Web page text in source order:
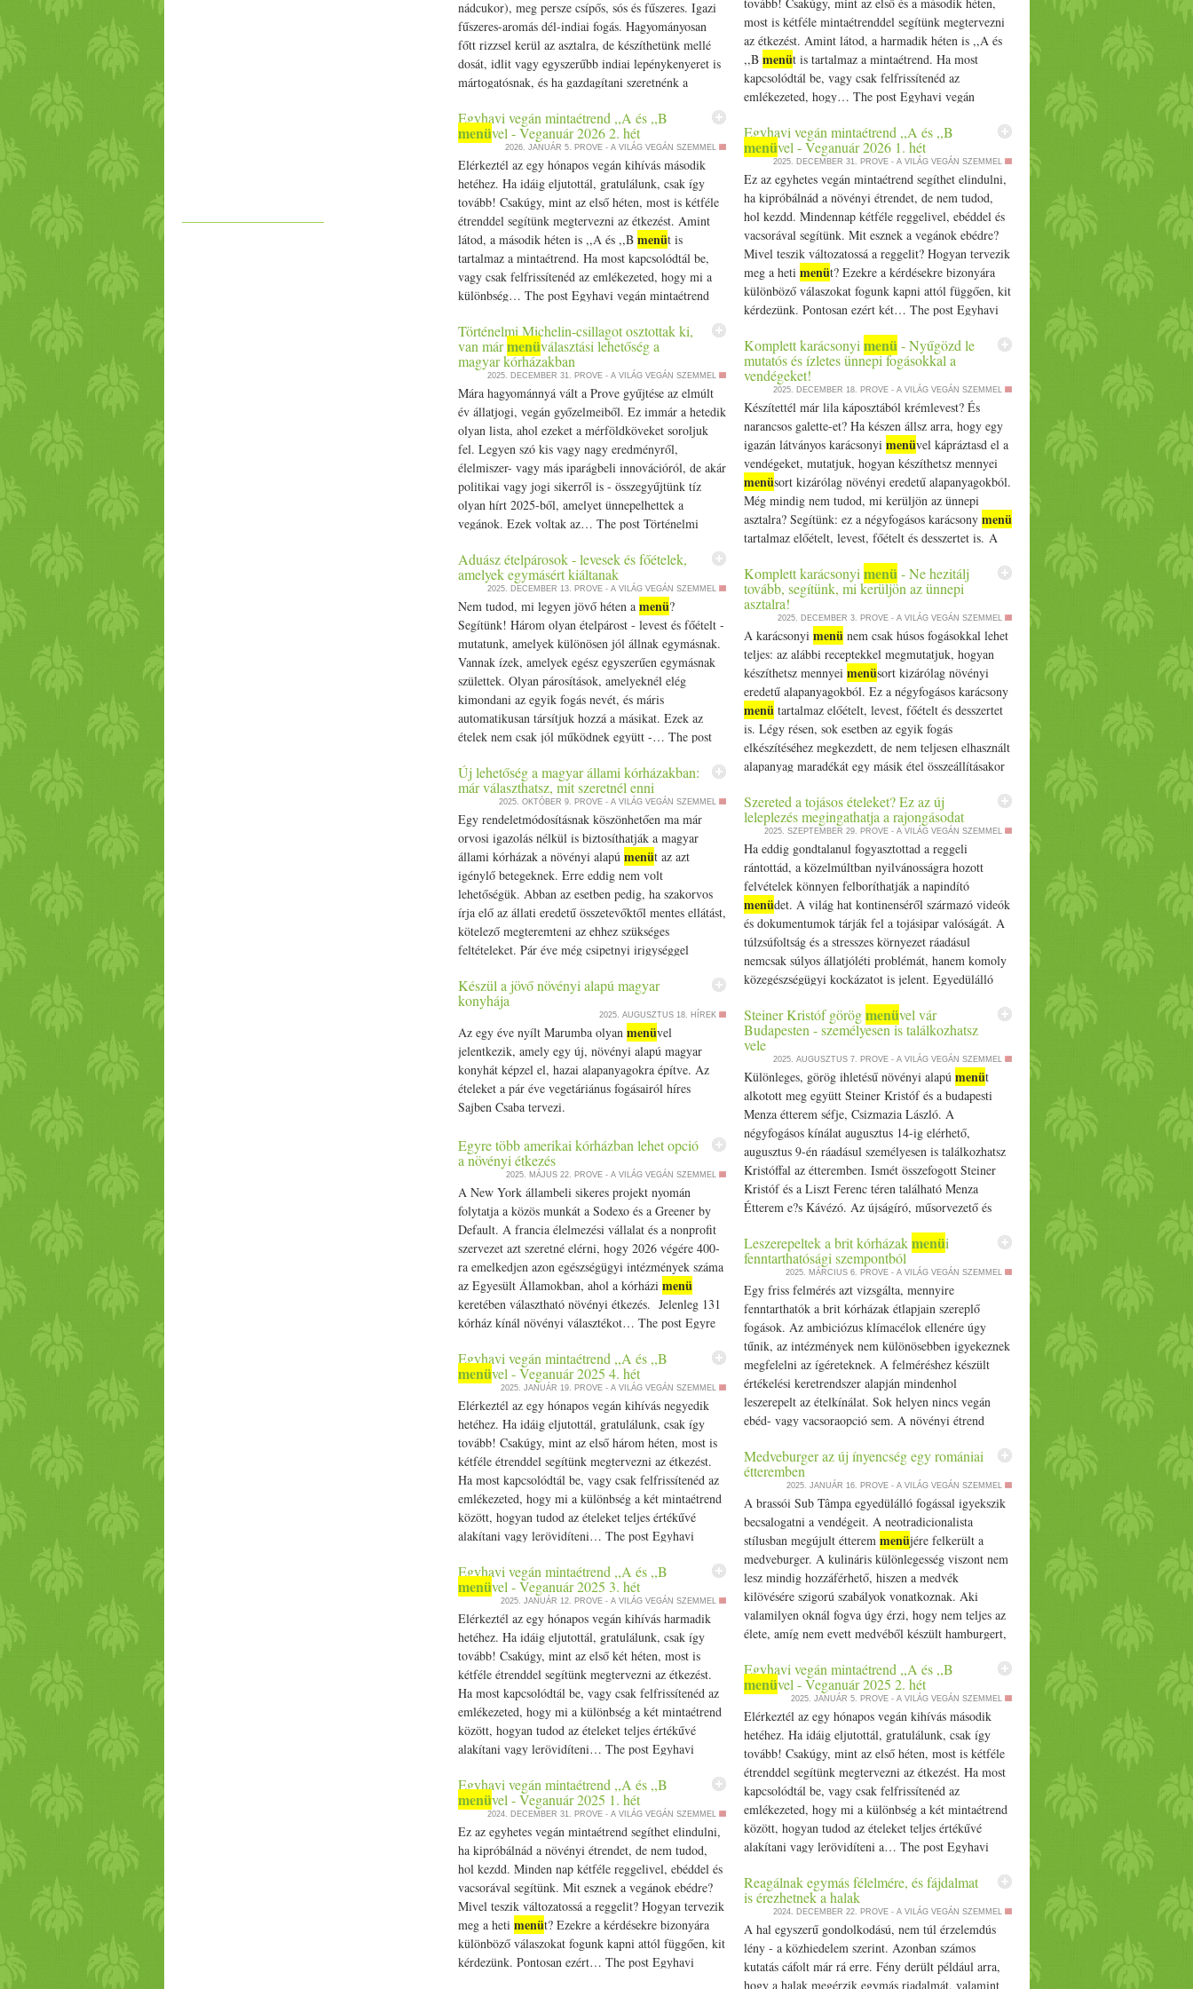
naprafogóolaj ami ideális, mert nem fokozzák a meleg érzetet. A magvak közül jó a napraforgómag és kisebb
mennyiségben a tökmag. Az édes íz segít hűvösebben tartani a tested, így nem véletlen ha kívánod az
édességeket. A lassi vagy éppen egy kis fagyi könnyű. édes, hűsítő finomság a forró napokon. A
gyógynövények közül az aloe vera ami könnyen hozzáférhető kiváló hűsítő és gyulladáscsökkentő. Jó még az
édesgyökér, ami nagyon sok gyógyteában megtalálható. Nagyon szeretem még használni az amalakit és a
guduchit, mert nagyon jól hűsítenek és tisztítják a vért és a májat. Óvakodj a nagy hőségtől és folyamatosan
hidratálj! A hűsítő tulajdonságokkal rendelkező gyógynövények, ételek segítenek a hőségben
kiegyensúlyozottnak maradni. Mi már elkészültünk a nyári jóga elvonuásokmenü tervezetével és idén is
könnyed, hűsítő menükkel várjuk az elvonulni vágyókat. Ha szeretnél csatlakozni a nyári elvonuásokról
bővebb információt itt találsz: https:/­­/­­www.eljharmoniaban.hu/­­nyari-joga-elvonulas Varázslatos nyári
időszakot kívánokk:) szeretettel: KAti
nádcukor), meg persze csípős, sós és fűszeres. Igazi
fűszeres-aromás dél-indiai fogás. Hagyományosan
főtt rizzsel kerül az asztalra, de készíthetünk mellé
dosát, idlit vagy egyszerűbb indiai lepénykenyeret is
mártogatósnak, és ha gazdagítani szeretnénk a
készül a spenóton kívül paradicsomból, padlizsánból
vagy karelából. Én most télen a maradék fagyasztott,
darabolt spenótból főztem. Hozzávalók: 3 ek olaj 1
kk fekete mustármag 2 kk felezett, hántolt urad dal
1,5 kk őrölt koriander 1 kk őrölt római kömény Fél
kk asafoetida 3/­­4 kk kurkuma 2 ek sűrített
paradicsom (vagy 2 friss paradicsom lereszelve) 4-5
ek víz 15 dkg friss spenót felaprítva Fél kk
tamarindpép 1 kk nádcukor 1 kk só Az olajat egy
kisebb lábosban felmelegítjük. Addig pirítjuk benne
a fekete mustármagot, amíg kiszürkül és illatozni
kezd. Sokan ezt úgy hívják, hogy kipattog, de ha olaj
alatt van a mustármag, az nem fog látványosan
ugrálni, azt nem várjuk meg. Ha megvan,
beletesszük az urad dalt, pár másodperc kevergetés
után a porfűszereket: a koriandert, a római köményt,
az asafoetidát és a kurkumát. Elkeverjük, aztán jöhet
a paradicsom. Ha télen sűrített paradicsomot
használunk, adunk hozzá egy kis vizet, beletesszük a
spenótot és addig főzzük, amíg paradicsom
sűrűsödik, a spenót megpuhul. Nagyjából 10-12
perc. Végezetül belekeverjük a tamarindpépet, a
cukrot és a sót, és további 3-4 percig összefőzzük.
Egyhavi vegán mintaétrend ,,A és ,,B
menüvel - Veganuár 2026 2. hét
2026. JANUÁR 5. PROVE - A VILÁG VEGÁN SZEMMEL
Elérkeztél az egy hónapos vegán kihívás második
hetéhez. Ha idáig eljutottál, gratulálunk, csak így
tovább! Csakúgy, mint az első héten, most is kétféle
étrenddel segítünk megtervezni az étkezést. Amint
látod, a második héten is ,,A és ,,B menüt is
tartalmaz a mintaétrend. Ha most kapcsolódtál be,
vagy csak felfrissítenéd az emlékezeted, hogy mi a
különbség… The post Egyhavi vegán mintaétrend
first on Prove.
Történelmi Michelin-csillagot osztottak ki,
van mármenüválasztási lehetőség a
magyar kórházakban
2025. DECEMBER 31. PROVE - A VILÁG VEGÁN SZEMMEL
Mára hagyománnyá vált a Prove gyűjtése az elmúlt
év állatjogi, vegán győzelmeiből. Ez immár a hetedik
olyan lista, ahol ezeket a mérföldköveket soroljuk
fel. Legyen szó kis vagy nagy eredményről,
élelmiszer- vagy más iparágbeli innovációról, de akár
politikai vagy jogi sikerről is - összegyűjtünk tíz
olyan hírt 2025-ből, amelyet ünnepelhettek a
vegánok. Ezek voltak az… The post Történelmi
menüválasztási lehetőség a magyar kórházakban
appeared first on Prove.
Aduász ételpárosok - levesek és főételek,
amelyek egymásért kiáltanak
2025. DECEMBER 13. PROVE - A VILÁG VEGÁN SZEMMEL
Nem tudod, mi legyen jövő héten a menü?
Segítünk! Három olyan ételpárost - levest és főételt -
mutatunk, amelyek különösen jól állnak egymásnak.
Vannak ízek, amelyek egész egyszerűen egymásnak
születtek. Olyan párosítások, amelyeknél elég
kimondani az egyik fogás nevét, és máris
automatikusan társítjuk hozzá a másikat. Ezek az
ételek nem csak jól működnek együtt -… The post
egymásért kiáltanak appeared first on Prove.
Új lehetőség a magyar állami kórházakban:
már választhatsz, mit szeretnél enni
2025. OKTÓBER 9. PROVE - A VILÁG VEGÁN SZEMMEL
Egy rendeletmódosításnak köszönhetően ma már
orvosi igazolás nélkül is biztosíthatják a magyar
állami kórházak a növényi alapú menüt az azt
igénylő betegeknek. Erre eddig nem volt
lehetőségük. Abban az esetben pedig, ha szakorvos
írja elő az állati eredetű összetevőktől mentes ellátást,
kötelező megteremteni az ehhez szükséges
feltételeket. Pár éve még csipetnyi irigységgel
állami kórházakban: már választhatsz, mit szeretnél
enni appeared first on Prove.hu.
Készül a jövő növényi alapú magyar
konyhája
2025. AUGUSZTUS 18. HÍREK
Az egy éve nyílt Marumba olyan menüvel
jelentkezik, amely egy új, növényi alapú magyar
konyhát képzel el, hazai alapanyagokra építve. Az
ételeket a pár éve vegetáriánus fogásairól híres
Sajben Csaba tervezi.
Egyre több amerikai kórházban lehet opció
a növényi étkezés
2025. MÁJUS 22. PROVE - A VILÁG VEGÁN SZEMMEL
A New York állambeli sikeres projekt nyomán
folytatja a közös munkát a Sodexo és a Greener by
Default. A francia élelmezési vállalat és a nonprofit
szervezet azt szeretné elérni, hogy 2026 végére 400-
ra emelkedjen azon egészségügyi intézmények száma
az Egyesült Államokban, ahol a kórházi menü
keretében választható növényi étkezés. Jelenleg 131
kórház kínál növényi választékot… The post Egyre
étkezés appeared first on Prove.hu.
Egyhavi vegán mintaétrend ,,A és ,,B
menüvel - Veganuár 2025 4. hét
2025. JANUÁR 19. PROVE - A VILÁG VEGÁN SZEMMEL
Elérkeztél az egy hónapos vegán kihívás negyedik
hetéhez. Ha idáig eljutottál, gratulálunk, csak így
tovább! Csakúgy, mint az első három héten, most is
kétféle étrenddel segítünk megtervezni az étkezést.
Ha most kapcsolódtál be, vagy csak felfrissítenéd az
emlékezeted, hogy mi a különbség a két mintaétrend
között, hogyan tudod az ételeket teljes értékűvé
alakítani vagy lerövidíteni… The post Egyhavi
2025 4. hét appeared first on Prove.hu.
Egyhavi vegán mintaétrend ,,A és ,,B
menüvel - Veganuár 2025 3. hét
2025. JANUÁR 12. PROVE - A VILÁG VEGÁN SZEMMEL
Elérkeztél az egy hónapos vegán kihívás harmadik
hetéhez. Ha idáig eljutottál, gratulálunk, csak így
tovább! Csakúgy, mint az első két héten, most is
kétféle étrenddel segítünk megtervezni az étkezést.
Ha most kapcsolódtál be, vagy csak felfrissítenéd az
emlékezeted, hogy mi a különbség a két mintaétrend
között, hogyan tudod az ételeket teljes értékűvé
alakítani vagy lerövidíteni… The post Egyhavi
2025 3. hét appeared first on Prove.hu.
Egyhavi vegán mintaétrend ,,A és ,,B
menüvel - Veganuár 2025 1. hét
2024. DECEMBER 31. PROVE - A VILÁG VEGÁN SZEMMEL
Ez az egyhetes vegán mintaétrend segíthet elindulni,
ha kipróbálnád a növényi étrendet, de nem tudod,
hol kezdd. Minden nap kétféle reggelivel, ebéddel és
vacsorával segítünk. Mit esznek a vegánok ebédre?
Mivel teszik változatossá a reggelit? Hogyan tervezik
meg a heti menüt? Ezekre a kérdésekre bizonyára
különböző válaszokat fogunk kapni attól függően, kit
kérdezünk. Pontosan ezért… The post Egyhavi
most is kétféle mintaétrenddel segítünk megtervezni
az étkezést. Amint látod, a harmadik héten is ,,A és
,,B menüt is tartalmaz a mintaétrend. Ha most
kapcsolódtál be, vagy csak felfrissítenéd az
emlékezeted, hogy… The post Egyhavi vegán
hét appeared first on Prove.
Egyhavi vegán mintaétrend ,,A és ,,B
menüvel - Veganuár 2026 1. hét
2025. DECEMBER 31. PROVE - A VILÁG VEGÁN SZEMMEL
Ez az egyhetes vegán mintaétrend segíthet elindulni,
ha kipróbálnád a növényi étrendet, de nem tudod,
hol kezdd. Mindennap kétféle reggelivel, ebéddel és
vacsorával segítünk. Mit esznek a vegánok ebédre?
Mivel teszik változatossá a reggelit? Hogyan tervezik
meg a heti menüt? Ezekre a kérdésekre bizonyára
különböző válaszokat fogunk kapni attól függően, kit
kérdezünk. Pontosan ezért két… The post Egyhavi
2026 1. hét appeared first on Prove.
Komplett karácsonyi menü - Nyűgözd le
mutatós és ízletes ünnepi fogásokkal a
vendégeket!
2025. DECEMBER 18. PROVE - A VILÁG VEGÁN SZEMMEL
Készítettél már lila káposztából krémlevest? És
narancsos galette-et? Ha készen állsz arra, hogy egy
igazán látványos karácsonyi menüvel kápráztasd el a
vendégeket, mutatjuk, hogyan készíthetsz mennyei
menüsort kizárólag növényi eredetű alapanyagokból.
Még mindig nem tudod, mi kerüljön az ünnepi
asztalra? Segítünk: ez a négyfogásos karácsony menü
tartalmaz előételt, levest, főételt és desszertet is. A
menü- Nyűgözd le mutatós és ízletes ünnepi
fogásokkal a vendégeket! appeared first on Prove.
Komplett karácsonyi menü - Ne hezitálj
tovább, segítünk, mi kerüljön az ünnepi
asztalra!
2025. DECEMBER 3. PROVE - A VILÁG VEGÁN SZEMMEL
A karácsonyi menünem csak húsos fogásokkal lehet
teljes: az alábbi receptekkel megmutatjuk, hogyan
készíthetsz mennyei menüsort kizárólag növényi
eredetű alapanyagokból. Ez a négyfogásos karácsony
menütartalmaz előételt, levest, főételt és desszertet
is. Légy résen, sok esetben az egyik fogás
elkészítéséhez megkezdett, de nem teljesen elhasznált
alapanyag maradékát egy másik étel összeállításakor
karácsonyimenü- Ne hezitálj tovább, segítünk, mi
kerüljön az ünnepi asztalra! appeared first on Prove.
Szereted a tojásos ételeket? Ez az új
leleplezés megingathatja a rajongásodat
2025. SZEPTEMBER 29. PROVE - A VILÁG VEGÁN SZEMMEL
Ha eddig gondtalanul fogyasztottad a reggeli
rántottád, a közelmúltban nyilvánosságra hozott
felvételek könnyen felboríthatják a napindító
menüdet. A világ hat kontinenséről származó videók
és dokumentumok tárják fel a tojásipar valóságát. A
túlzsúfoltság és a stresszes környezet ráadásul
nemcsak súlyos állatjóléti problémát, hanem komoly
közegészségügyi kockázatot is jelent. Egyedülálló
post Szereted a tojásos ételeket? Ez az új leleplezés
megingathatja a rajongásodat appeared first on
Prove.hu.
Steiner Kristóf görögmenüvel vár
Budapesten - személyesen is találkozhatsz
vele
2025. AUGUSZTUS 7. PROVE - A VILÁG VEGÁN SZEMMEL
Különleges, görög ihletésű növényi alapú menüt
alkotott meg együtt Steiner Kristóf és a budapesti
Menza étterem séfje, Csizmazia László. A
négyfogásos kínálat augusztus 14-ig elérhető,
augusztus 9-én ráadásul személyesen is találkozhatsz
Kristóffal az étteremben. Ismét összefogott Steiner
Kristóf és a Liszt Ferenc téren található Menza
Étterem e?s Kávézó. Az újságíró, műsorvezető és
Kristóf görögmenüvel vár Budapesten -
személyesen is találkozhatsz vele appeared first on
Prove.hu.
Leszerepeltek a brit kórházakmenüi
fenntarthatósági szempontból
2025. MÁRCIUS 6. PROVE - A VILÁG VEGÁN SZEMMEL
Egy friss felmérés azt vizsgálta, mennyire
fenntarthatók a brit kórházak étlapjain szereplő
fogások. Az ambiciózus klímacélok ellenére úgy
tűnik, az intézmények nem különösebben igyekeznek
megfelelni az ígéreteknek. A felméréshez készült
értékelési keretrendszer alapján mindenhol
leszerepelt az ételkínálat. Sok helyen nincs vegán
ebéd- vagy vacsoraopció sem. A növényi étrend
post Leszerepeltek a brit kórházakmenüi
fenntarthatósági szempontból appeared first on
Prove.hu.
Medveburger az új ínyencség egy romániai
étteremben
2025. JANUÁR 16. PROVE - A VILÁG VEGÁN SZEMMEL
A brassói Sub Tâmpa egyedülálló fogással igyekszik
becsalogatni a vendégeit. A neotradicionalista
stílusban megújult étterem menüjére felkerült a
medveburger. A kulináris különlegesség viszont nem
lesz mindig hozzáférhető, hiszen a medvék
kilövésére szigorú szabályok vonatkoznak. Aki
valamilyen oknál fogva úgy érzi, hogy nem teljes az
élete, amíg nem evett medvéből készült hamburgert,
Medveburger az új ínyencség egy romániai
étteremben appeared first on Prove.hu.
Egyhavi vegán mintaétrend ,,A és ,,B
menüvel - Veganuár 2025 2. hét
2025. JANUÁR 5. PROVE - A VILÁG VEGÁN SZEMMEL
Elérkeztél az egy hónapos vegán kihívás második
hetéhez. Ha idáig eljutottál, gratulálunk, csak így
tovább! Csakúgy, mint az első héten, most is kétféle
étrenddel segítünk megtervezni az étkezést. Ha most
kapcsolódtál be, vagy csak felfrissítenéd az
emlékezeted, hogy mi a különbség a két mintaétrend
között, hogyan tudod az ételeket teljes értékűvé
alakítani vagy lerövidíteni a… The post Egyhavi
2025 2. hét appeared first on Prove.hu.
Reagálnak egymás félelmére, és fájdalmat
is érezhetnek a halak
2024. DECEMBER 22. PROVE - A VILÁG VEGÁN SZEMMEL
A hal egyszerű gondolkodású, nem túl érzelemdús
lény - a közhiedelem szerint. Azonban számos
kutatás cáfolt már rá erre. Fény derült például arra,
hogy a halak megérzik egymás riadalmát, valamint